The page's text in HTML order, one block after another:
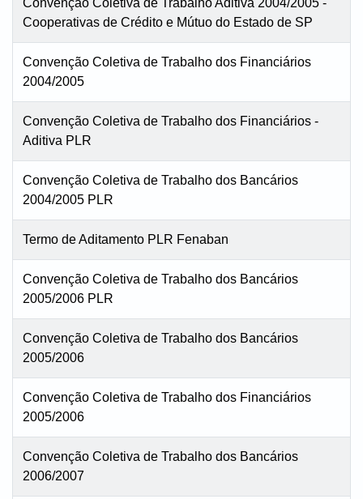
Cooperativas de Crédito e Mútuo do Estado de SP
Convenção Coletiva de Trabalho dos Financiários
2004/2005
Convenção Coletiva de Trabalho dos Financiários -
Aditiva PLR
Convenção Coletiva de Trabalho dos Bancários
2004/2005 PLR
Termo de Aditamento PLR Fenaban
Convenção Coletiva de Trabalho dos Bancários
2005/2006 PLR
Convenção Coletiva de Trabalho dos Bancários
2005/2006
Convenção Coletiva de Trabalho dos Financiários
2005/2006
Convenção Coletiva de Trabalho dos Bancários
2006/2007